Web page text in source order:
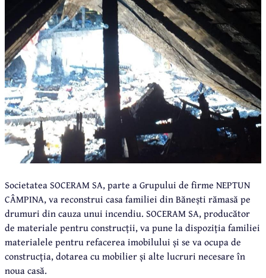
Societatea SOCERAM SA, parte a Grupului de firme NEPTUN
CÂMPINA, va reconstrui casa familiei din Bănești rămasă pe
drumuri din cauza unui incendiu. SOCERAM SA, producător
de materiale pentru construcții, va pune la dispoziția familiei
materialele pentru refacerea imobilului și se va ocupa de
construcția, dotarea cu mobilier și alte lucruri necesare în
noua casă.